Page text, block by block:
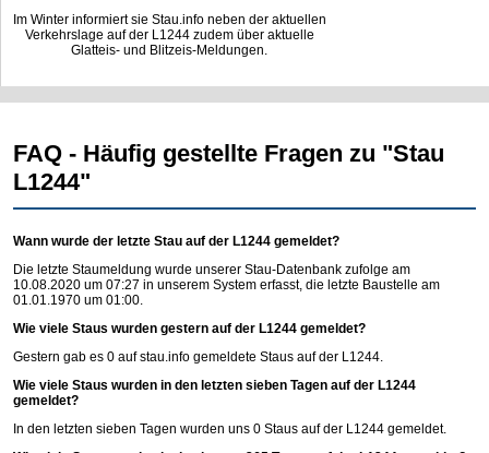
Im Winter informiert sie Stau.info neben der aktuellen
Verkehrslage auf der L1244 zudem über aktuelle
Glatteis- und Blitzeis-Meldungen.
FAQ - Häufig gestellte Fragen zu "Stau
L1244"
Wann wurde der letzte Stau auf der L1244 gemeldet?
Die letzte Staumeldung wurde unserer Stau-Datenbank zufolge am
10.08.2020 um 07:27 in unserem System erfasst, die letzte Baustelle am
01.01.1970 um 01:00.
Wie viele Staus wurden gestern auf der L1244 gemeldet?
Gestern gab es 0 aufstau.info gemeldete Staus auf der L1244.
Wie viele Staus wurden in den letzten sieben Tagen auf der L1244
gemeldet?
In den letzten sieben Tagen wurden uns 0 Staus auf der L1244 gemeldet.